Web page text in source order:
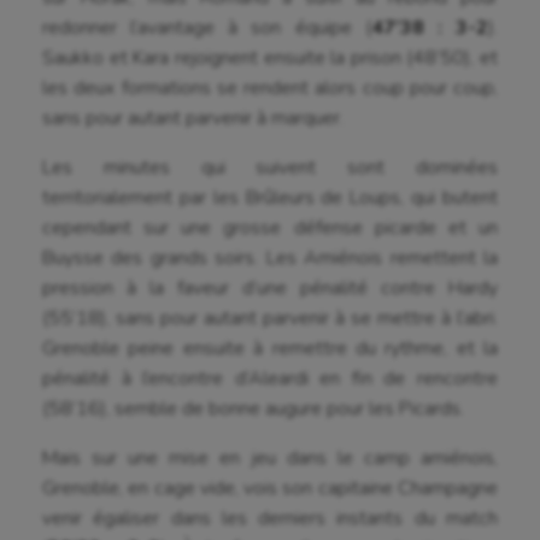
Handisport
Hippisme
Jeux Olympiques et Paralympiques
Korfbal
Longue paume
Moto
Natation
Outdoor
redonner l’avantage à son équipe ( 47’38 : 3-2
Saukko et Kara rejoignent ensuite la prison (48’50), et
les deux formations se rendent alors coup pour coup,
sans pour autant parvenir à marquer.
Les minutes qui suivent sont dominées
territorialement par les Brûleurs de Loups, qui butent
cependant sur une grosse défense picarde et un
Buysse des grands soirs. Les Amiénois remettent la
pression à la faveur d’une pénalité contre Hardy
(55’18), sans pour autant parvenir à se mettre à l’abri.
Grenoble peine ensuite à remettre du rythme, et la
pénalité à l’encontre d’Aleardi en fin de rencontre
(58’16), semble de bonne augure pour les Picards.
Mais sur une mise en jeu dans le camp amiénois,
Grenoble, en cage vide, vois son capitaine Champagne
venir égaliser dans les derniers instants du match